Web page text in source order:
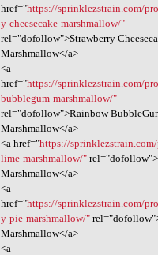
href="https://sprinklezstrain.com/
y-cheesecake-marshmallow/"
rel="dofollow">Strawberry
Marshmallow</a>
<a
href="https://sprinklezstrain.com/
bubblegum-marshmallow/"
rel="dofollow">Rainbow
Marshmallow</a>
<a href="https://
lime-marshmallow/"
Marshmallow</a>
<a
href="https://sprinklezstrain.com/
y-pie-marshmallow/"
Marshmallow</a>
<a